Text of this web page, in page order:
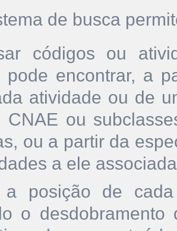
de busca
códigos ou
pode encontrar, a
atividade ou de
CNAE ou
ou a partir da
a ele
a posição de
o